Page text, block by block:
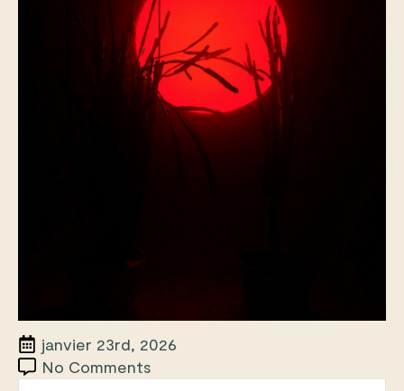
janvier 23rd, 2026
No Comments